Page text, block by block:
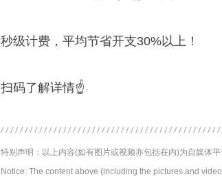
秒级计费，平均节省开支30%以上！
扫码了解详情☝
特别声明：以上内容(如有图片或视频亦包括在内)为自媒体
Notice: The content above (including the pictures and